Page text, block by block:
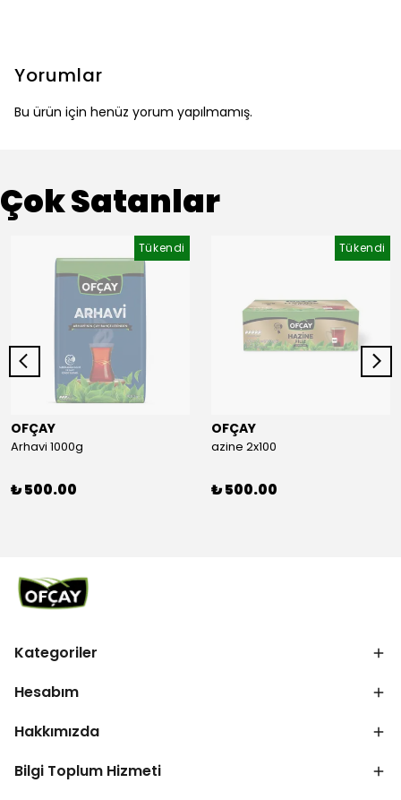
Yorumlar
Bu ürün için henüz yorum yapılmamış.
Çok Satanlar
Tükendi
OFÇAY
Arhavi 1000g
₺ 500.00
Tükendi
OFÇAY
azine 2x100
₺ 500.00
Kategoriler
Hesabım
Hakkımızda
Bilgi Toplum Hizmeti